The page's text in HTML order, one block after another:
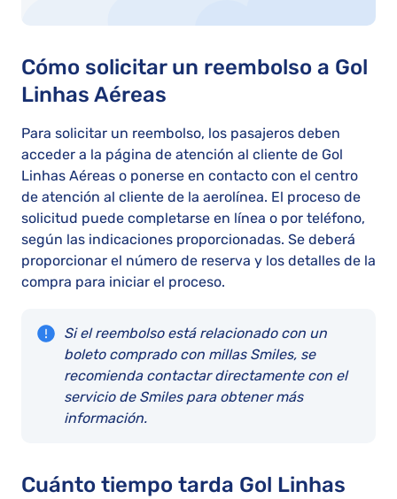
Cómo solicitar un reembolso a Gol
Linhas Aéreas
Para solicitar un reembolso, los pasajeros deben
acceder a la página de atención al cliente de Gol
Linhas Aéreas o ponerse en contacto con el centro
de atención al cliente de la aerolínea. El proceso de
solicitud puede completarse en línea o por teléfono,
según las indicaciones proporcionadas. Se deberá
proporcionar el número de reserva y los detalles de la
compra para iniciar el proceso.
Si el reembolso está relacionado con un
boleto comprado con millas Smiles, se
recomienda contactar directamente con el
servicio de Smiles para obtener más
información.
Cuánto tiempo tarda Gol Linhas